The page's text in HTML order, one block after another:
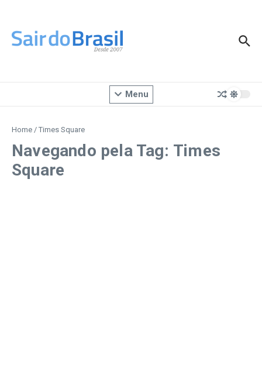
Menu
Home / Times Square
Navegando pela Tag: Times
Square